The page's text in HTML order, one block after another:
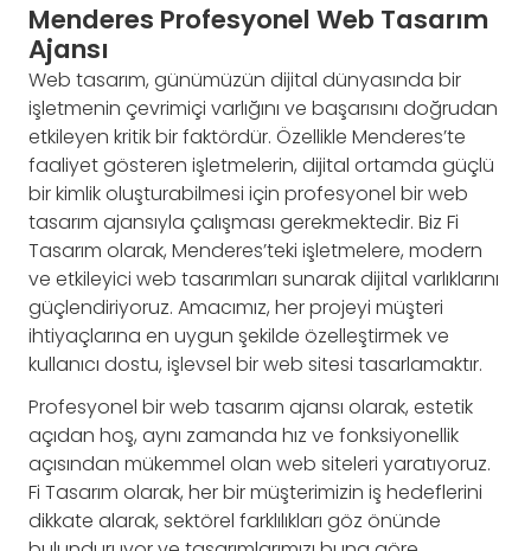
Menderes Profesyonel Web Tasarım
Ajansı
Web tasarım, günümüzün dijital dünyasında bir
işletmenin çevrimiçi varlığını ve başarısını doğrudan
etkileyen kritik bir faktördür. Özellikle Menderes’te
faaliyet gösteren işletmelerin, dijital ortamda güçlü
bir kimlik oluşturabilmesi için profesyonel bir web
tasarım ajansıyla çalışması gerekmektedir. Biz Fi
Tasarım olarak, Menderes’teki işletmelere, modern
ve etkileyici web tasarımları sunarak dijital varlıklarını
güçlendiriyoruz. Amacımız, her projeyi müşteri
ihtiyaçlarına en uygun şekilde özelleştirmek ve
kullanıcı dostu, işlevsel bir web sitesi tasarlamaktır.
Profesyonel bir web tasarım ajansı olarak, estetik
açıdan hoş, aynı zamanda hız ve fonksiyonellik
açısından mükemmel olan web siteleri yaratıyoruz.
Fi Tasarım olarak, her bir müşterimizin iş hedeflerini
dikkate alarak, sektörel farklılıkları göz önünde